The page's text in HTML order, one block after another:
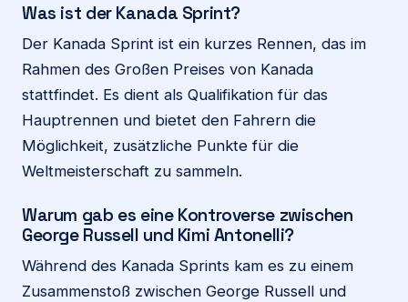
Was ist der Kanada Sprint?
Der Kanada Sprint ist ein kurzes Rennen, das im
Rahmen des Großen Preises von Kanada
stattfindet. Es dient als Qualifikation für das
Hauptrennen und bietet den Fahrern die
Möglichkeit, zusätzliche Punkte für die
Weltmeisterschaft zu sammeln.
Warum gab es eine Kontroverse zwischen
George Russell und Kimi Antonelli?
Während des Kanada Sprints kam es zu einem
Zusammenstoß zwischen George Russell und